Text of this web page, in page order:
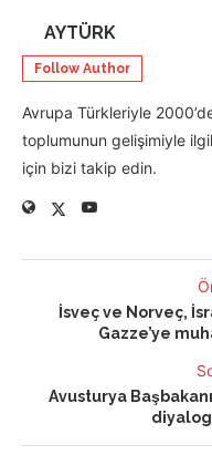
AYTÜRK
Follow Author
Avrupa Türkleriyle
toplumunun gelişimiyle
için bizi takip edin.
İsveç ve Norveç,
Gazze’ye
Avusturya
diyalog